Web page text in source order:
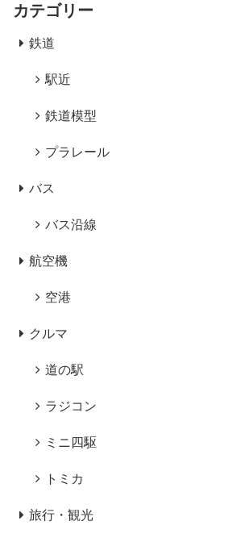
カテゴリー
鉄道
駅近
鉄道模型
プラレール
バス
バス沿線
航空機
空港
クルマ
道の駅
ラジコン
ミニ四駆
トミカ
旅行・観光